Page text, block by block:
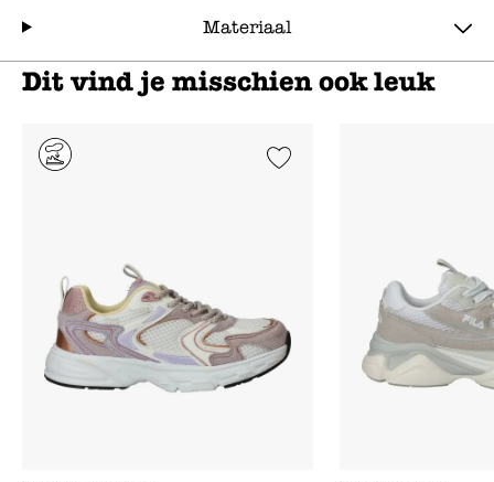
Materiaal
Dit vind je misschien ook leuk
Add to Wishlist